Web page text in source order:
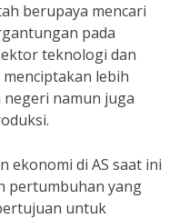
berupaya mencari
pada
teknologi dan
lebih
namun juga
ekonomi di AS saat ini
pertumbuhan yang
untuk